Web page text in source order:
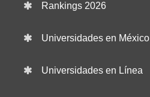
Rankings 2026
Universidades en México
Universidades en Línea